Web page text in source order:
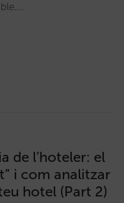
de l’hoteler: el
i com analitzar
hotel (Part 2)